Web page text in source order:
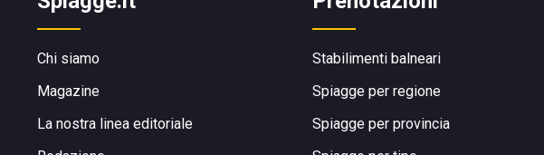
Chi siamo
Magazine
La nostra linea editoriale
Stabilimenti balneari
Spiagge per regione
Spiagge per provincia